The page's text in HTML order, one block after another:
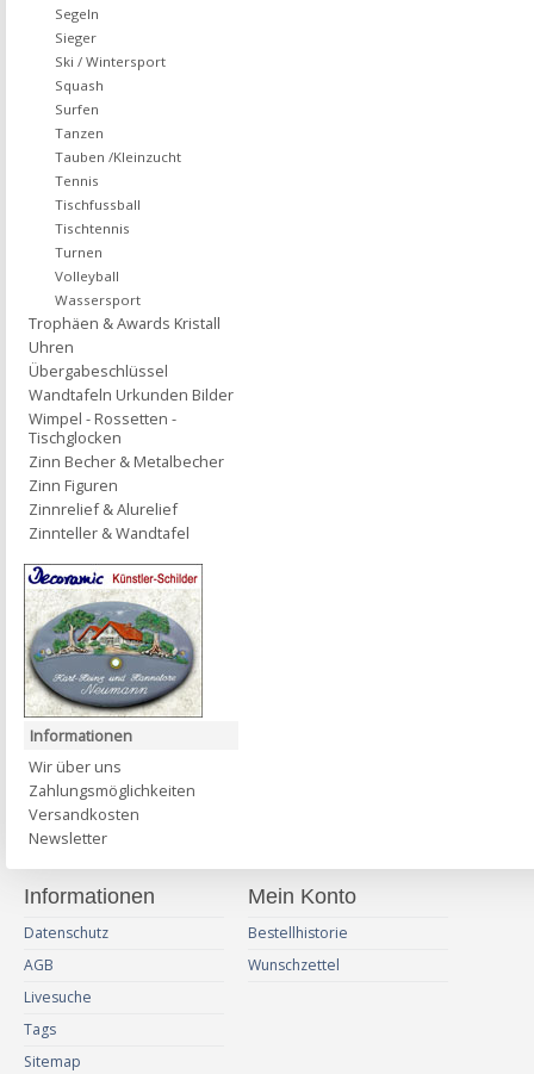
Segeln
Sieger
Ski / Wintersport
Squash
Surfen
Tanzen
Tauben /Kleinzucht
Tennis
Tischfussball
Tischtennis
Turnen
Volleyball
Wassersport
Trophäen & Awards Kristall
Uhren
Übergabeschlüssel
Wandtafeln Urkunden Bilder
Wimpel - Rossetten -
Tischglocken
Zinn Becher & Metalbecher
Zinn Figuren
Zinnrelief & Alurelief
Zinnteller & Wandtafel
Informationen
Wir über uns
Zahlungsmöglichkeiten
Versandkosten
Newsletter
Informationen
Datenschutz
AGB
Livesuche
Tags
Sitemap
Mein Konto
Bestellhistorie
Wunschzettel